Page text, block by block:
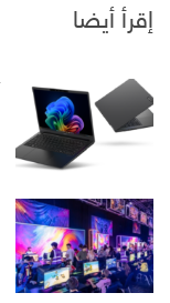
إقرأ أيضا